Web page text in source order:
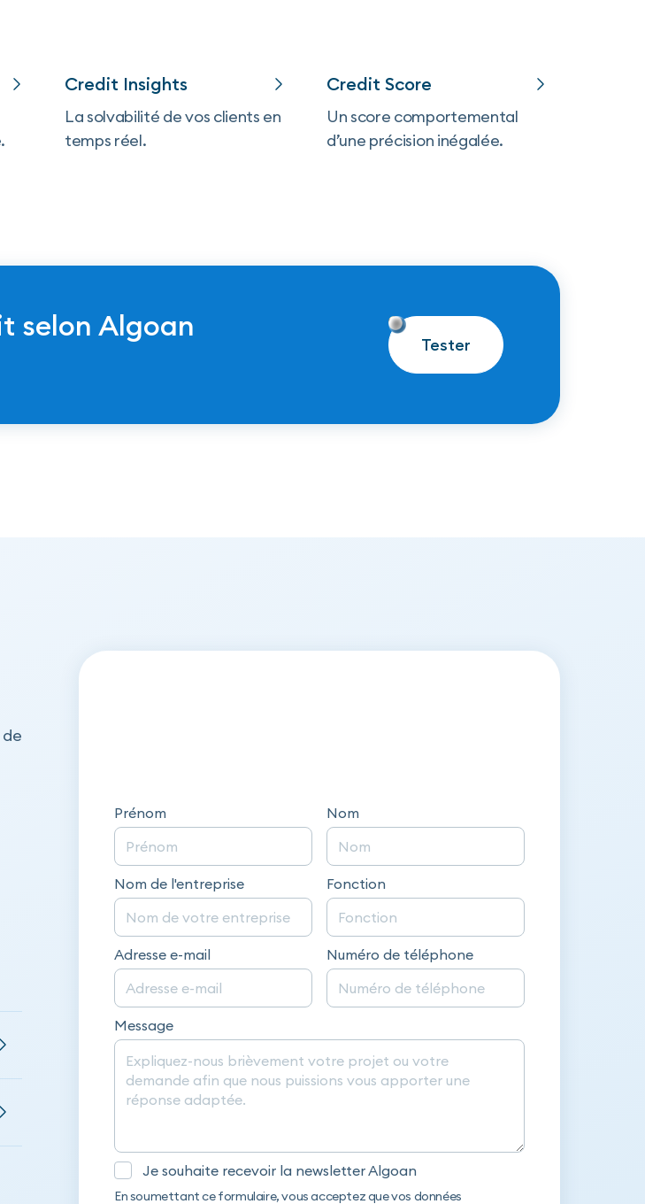
Credit Insights
La solvabilité de vos clients en
temps réel.
Credit Score
Un score comportemental
d’une précision inégalée.
selon Algoan
Tester
Prénom Nom
Nom de l'entreprise Fonction
Adresse e-mail Numéro de téléphone
Message
Je souhaite recevoir la newsletter Algoan
En soumettant ce formulaire, vous acceptez que vos données